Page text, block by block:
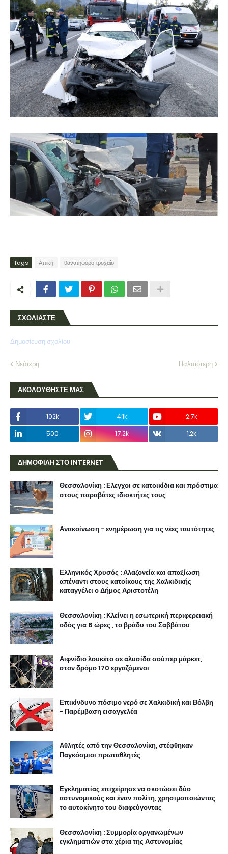
Tags Αττική θανατηφόρο τροχαίο
ΣΧΟΛΙΑΣΤΕ
Δημοσίευση σχολίου
Νεότερη Παλαιότερη
ΑΚΟΛΟΥΘΗΣΤΕ ΜΑΣ
102k 4.1k
2.7k
500
17.2k 1.2k
ΔΗΜΟΦΙΛΗ ΣΤΟ INTERNET
Θεσσαλονίκη : Ελεγχοι σε κατοικίδια και πρόστιμα
στους παραβάτες ιδιοκτήτες τους
Ανακοίνωση - ενημέρωση για τις νέες ταυτότητες
Ελληνικός Χρυσός : Αλαζονεία και απαξίωση
απέναντι στους κατοίκους της Χαλκιδικής
καταγγέλει ο Δήμος Αριστοτέλη
Θεσσαλονίκη : Κλείνει η εσωτερική περιφερειακή
οδός για 6 ώρες , το βράδυ του Σαββάτου
Αιφνίδιο λουκέτο σε αλυσίδα σούπερ μάρκετ,
στον δρόμο 170 εργαζόμενοι
Επικίνδυνο πόσιμο νερό σε Χαλκιδική και Βόλβη
- Παρέμβαση εισαγγελέα
Αθλητές από την Θεσσαλονίκη, στέφθηκαν
Παγκόσμιοι πρωταθλητές
Εγκληματίας επιχείρησε να σκοτώσει δύο
αστυνομικούς και έναν πολίτη, χρησιμοποιώντας
το αυτοκίνητο του διαφεύγοντας
Θεσσαλονίκη : Συμμορία οργανωμένων
εγκληματιών στα χέρια της Αστυνομίας